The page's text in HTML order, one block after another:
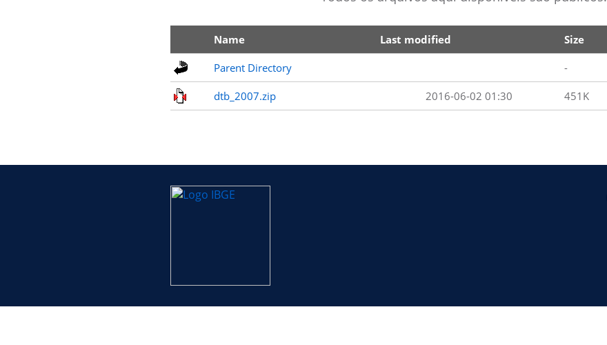
Name Last modified Size
Parent Directory -
dtb_2007.zip 2016-06-02 01:30 451K